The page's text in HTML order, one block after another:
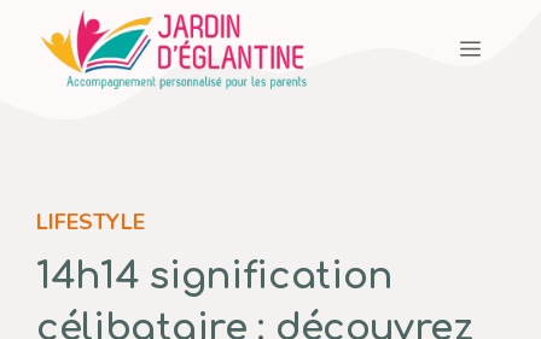
contenu
Menu
LIFESTYLE
14h14 signification
célibataire : découvrez